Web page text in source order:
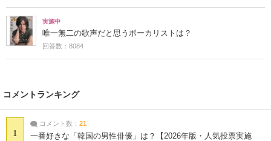
実施中
唯一無二の歌声だと思うボーカリストは？
回答数：8084
コメントランキング
1
コメント数： 21
一番好きな「韓国の男性俳優」は？【2026年版・人気投票実施